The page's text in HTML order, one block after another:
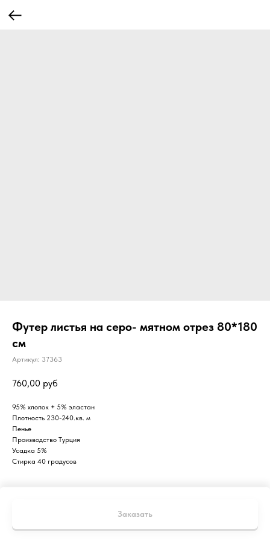
Футер листья на серо- мятном отрез 80*180
см
Артикул: 37363
760,00 руб
Заказать
95% хлопок + 5% эластан
Плотность 230-240.кв. м
Пенье
Производство Турция
Усадка 5%
Стирка 40 градусов